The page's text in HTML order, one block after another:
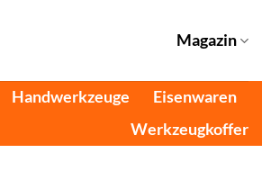
Magazin
Handwerkzeuge
Eisenwaren
Werkzeugkoffer